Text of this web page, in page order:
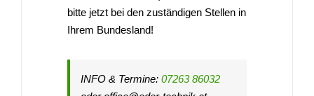
bitte jetzt bei den zuständigen Stellen in
Ihrem Bundesland!
INFO & Termine: 07263 86032